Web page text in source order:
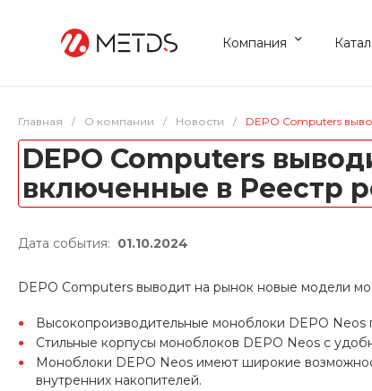
Компания
Главная / О компании / Новости / DEPO Computers
DEPO Computers
включенные в Реестр
Дата события: 01.10.2024
DEPO Computers выводит на рынок новые модели
Высокопроизводительные моноблоки DEPO Neos
Стильные корпусы моноблоков DEPO Neos с
Моноблоки DEPO Neos имеют широкие
внутренних накопителей.